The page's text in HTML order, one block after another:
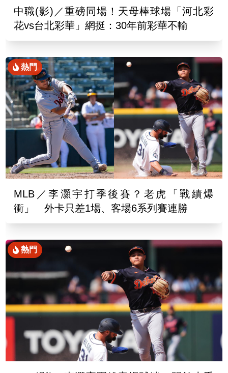
中職(影)／重磅同場！天母棒球場「河北彩
花vs台北彩華」網挺：30年前彩華不輸
熱門
MLB／李灝宇打季後賽？老虎「戰績爆
衝」 外卡只差1場、客場6系列賽連勝
熱門